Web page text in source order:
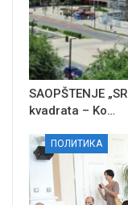
SAOPŠTENJE
kvadrata – Ko…
ПОЛИТИКА